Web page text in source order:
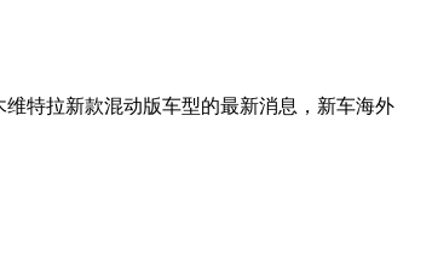
特拉新款混动版车型的最新消息，新车海外